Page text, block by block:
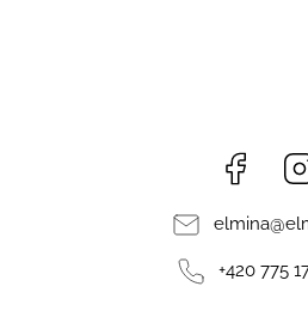
elmina@
+420 775